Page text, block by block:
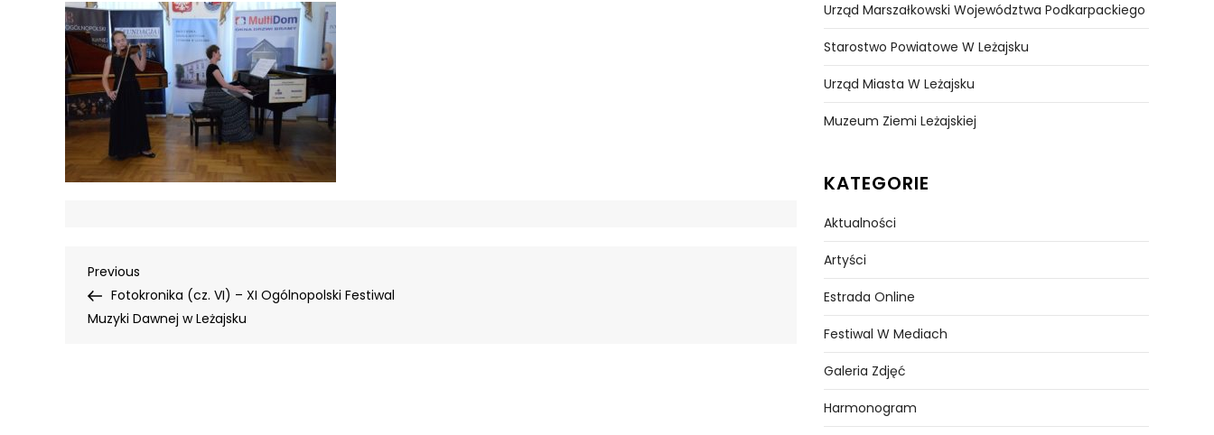
Nawigacja
wpisu
Previous
Post
Previous
Fotokronika (cz. VI) – XI Ogólnopolski Festiwal
Muzyki Dawnej w Leżajsku
Urząd Marszałkowski Województwa Podkarpackiego
Starostwo Powiatowe W Leżajsku
Urząd Miasta W Leżajsku
Muzeum Ziemi Leżajskiej
KATEGORIE
Aktualności
Artyści
Estrada Online
Festiwal W Mediach
Galeria Zdjęć
Harmonogram